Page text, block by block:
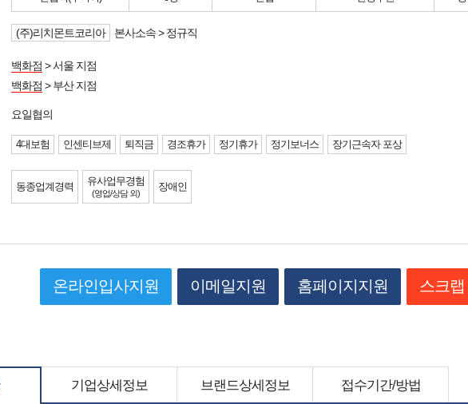
(주)리치몬트코리아 본사소속 > 정규직
백화점 > 서울 지점
백화점 > 부산 지점
요일협의
4대보험 인센티브제 퇴직금 경조휴가 정기휴가 정기보너스 장기근속자 포상
동종업계경력 유사업무경험
(영업/상담 외)
장애인
온라인입사지원 이메일지원 홈페이지지원 스크랩
기업상세정보 브랜드상세정보 접수기간/방법